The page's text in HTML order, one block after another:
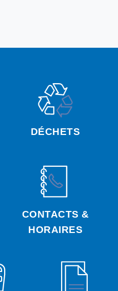
DÉCHETS
CONTACTS &
HORAIRES